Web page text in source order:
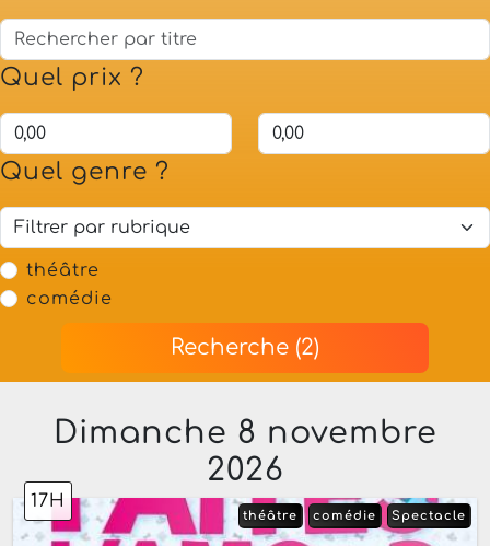
Quel prix ?
Quel genre ?
théâtre
comédie
Recherche (2)
Dimanche 8 novembre
2026
17H
Spectacle
comédie
théâtre